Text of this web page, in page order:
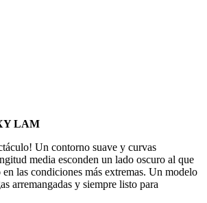
LAM
Un contorno suave y curvas
media esconden un lado oscuro al que
en las condiciones más extremas. Un modelo
arremangadas y siempre listo para